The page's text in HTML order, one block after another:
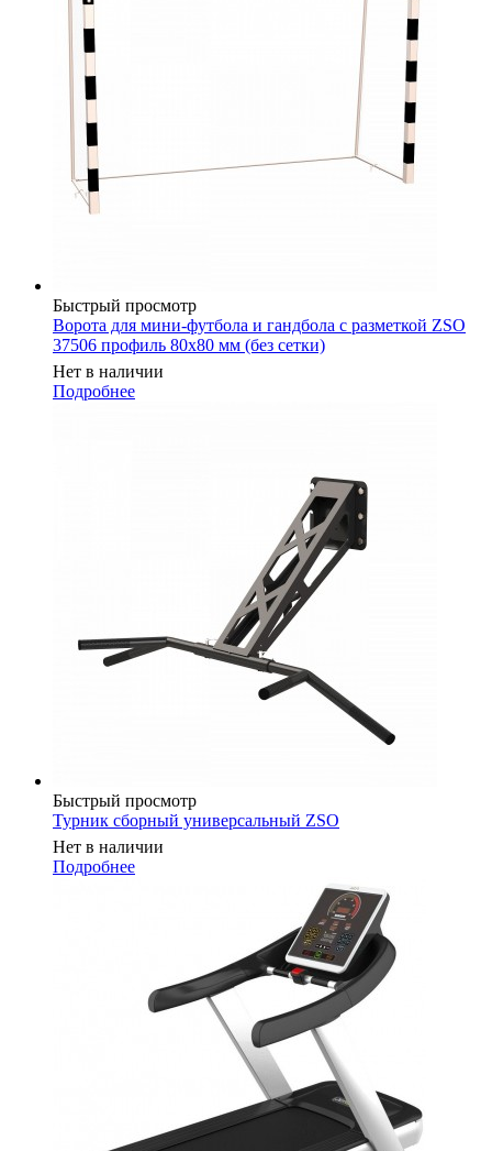
Быстрый просмотр
Ворота для мини-футбола и гандбола с разметкой ZSO
37506 профиль 80х80 мм (без сетки)
Нет в наличии
Подробнее
Быстрый просмотр
Турник сборный универсальный ZSO
Нет в наличии
Подробнее